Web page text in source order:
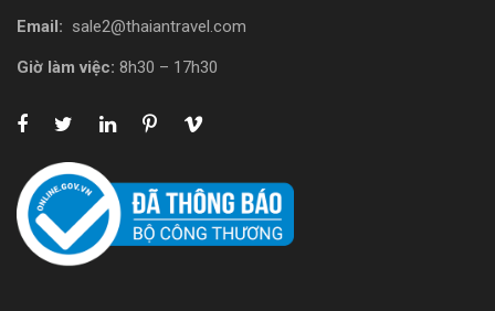
Email: sale2@thaiantravel.com
Giờ làm việc: 8h30 – 17h30